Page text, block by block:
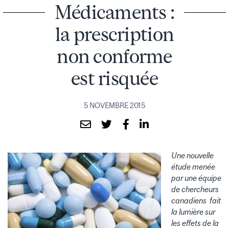
Médicaments :
la prescription
non conforme
est risquée
5 NOVEMBRE 2015
Une nouvelle
étude menée
par une équipe
de chercheurs
canadiens fait
la lumière sur
les effets de la